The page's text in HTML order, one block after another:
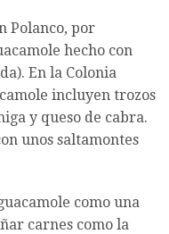
Polanco, por
hecho con
En la Colonia
incluyen trozos
y queso de cabra.
unos saltamontes
como una
carnes como la